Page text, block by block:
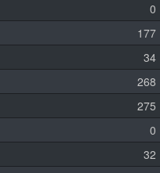
0
177
34
268
275
0
32